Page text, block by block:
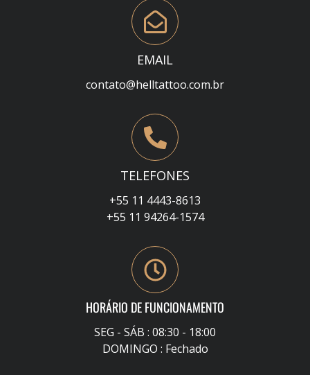
EMAIL
contato@helltattoo.com.br
TELEFONES
+55 11 4443-8613
+55 11 94264-1574
HORÁRIO DE FUNCIONAMENTO
SEG - SÁB : 08:30 - 18:00
DOMINGO : Fechado